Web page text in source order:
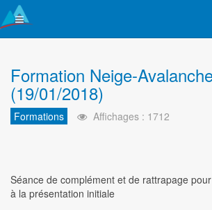
Formation Neige-
(19/01/2018)
Formations Affichages : 1712
Séance de complément et de rattrapage
à la présentation initiale